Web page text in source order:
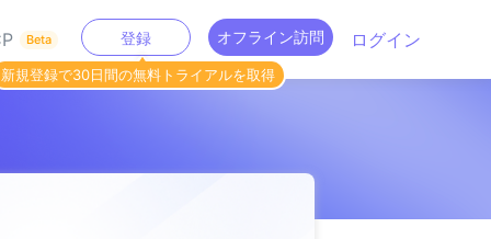
Beta 登録 オフライン訪問 ログイン
新規登録で30日間の無料トライアルを取得